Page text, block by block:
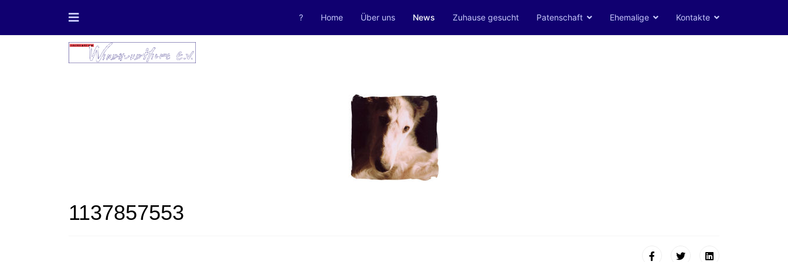
? Home Über uns News Zuhause gesucht Patenschaft Ehemalige Kontakte
1137857553